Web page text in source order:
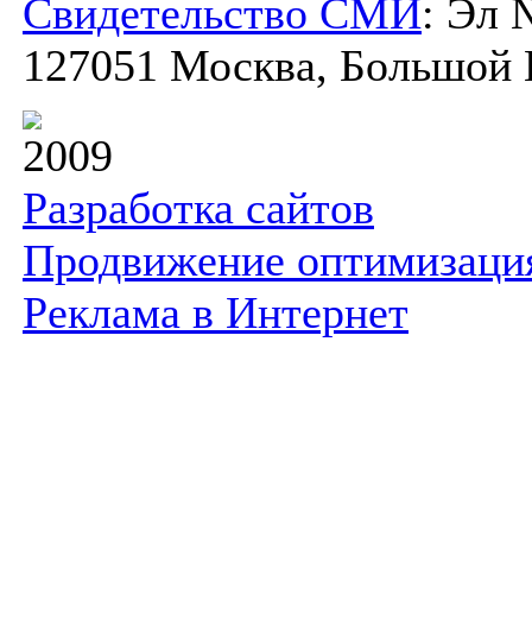
Свидетельство СМИ: Эл
127051 Москва, Большой
2009
Разработка сайтов
Продвижение
Реклама в Интернет